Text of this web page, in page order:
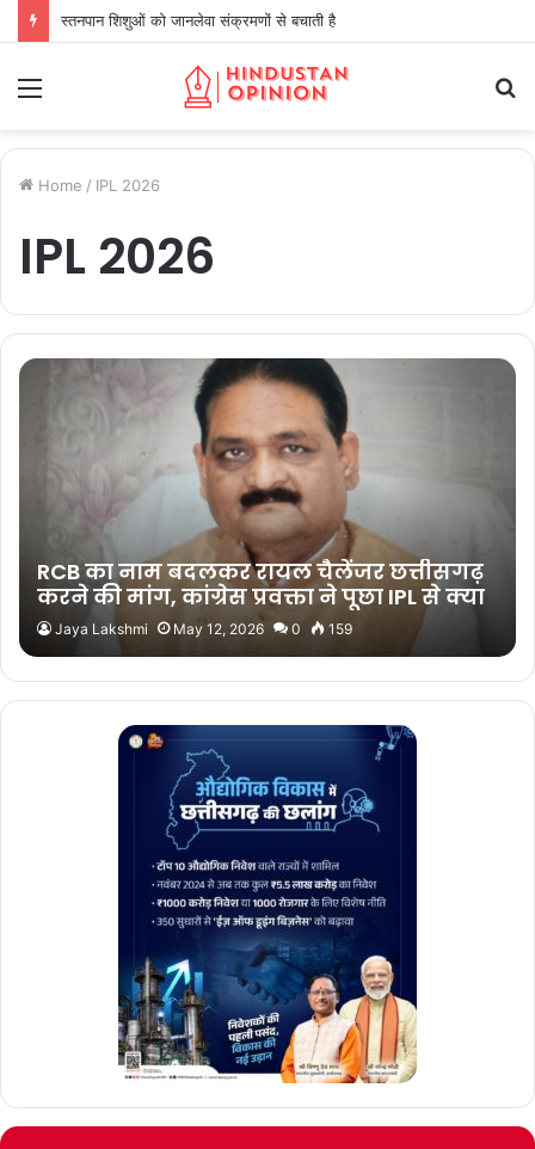
स्तनपान शिशुओं को जानलेवा संक्रमणों से बचाती है
Home / IPL 2026
IPL 2026
RCB का नाम बदलकर रायल चैलेंजर छत्तीसगढ़
करने की मांग, कांग्रेस प्रवक्ता ने पूछा IPL से क्या
फायदा?
Jaya Lakshmi May 12, 2026 0 159